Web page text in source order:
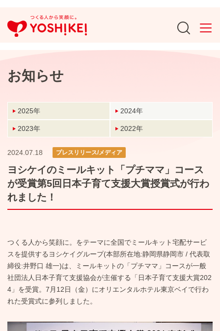
お知らせ
2025年 2024年
2023年 2022年
2024.07.18 プレスリリース/メディア
ヨシケイのミールキット「プチママ」コース
が受賞第5回日本子育て支援大賞授賞式が行わ
れました！
つくる人から笑顔に。をテーマに全国でミールキット宅配サービ
スを提供するヨシケイグループ(本部所在地:静岡県静岡市 / 代表取
締役:井野口 雄一)は、ミールキットの「プチママ」コースが一般
社団法人日本子育て支援協会が主催する「日本子育て支援大賞202
4」を受賞。7月12日（金）にオリエンタルホテル東京ベイで行わ
れた受賞式に参列しました。